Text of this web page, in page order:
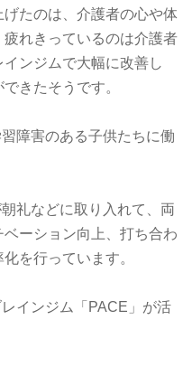
たのは、介護者の心や体
れきっているのは介護者
ンジムで大幅に改善し
きたそうです。
障害のある子供たちに働
礼などに取り入れて、両
ーション向上、打ち合わ
を行っています。
インジム「PACE」が活